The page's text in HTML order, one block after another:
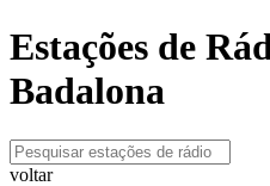
Estações de
Badalona
voltar